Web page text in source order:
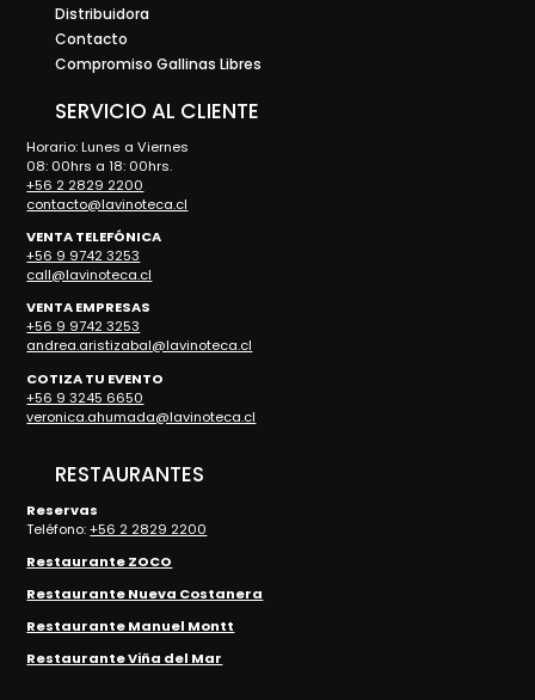
Distribuidora
Contacto
Compromiso Gallinas Libres
SERVICIO AL CLIENTE
Horario: Lunes a Viernes
08: 00hrs a 18: 00hrs.
+56 2 2829 2200
contacto@lavinoteca.cl
VENTA TELEFÓNICA
+56 9 9742 3253
call@lavinoteca.cl
VENTA EMPRESAS
+56 9 9742 3253
andrea.aristizabal@lavinoteca.cl
COTIZA TU EVENTO
+56 9 3245 6650
veronica.ahumada@lavinoteca.cl
RESTAURANTES
Reservas
Teléfono:+56 2 2829 2200
Restaurante ZOCO
Restaurante Nueva Costanera
Restaurante Manuel Montt
Restaurante Viña del Mar